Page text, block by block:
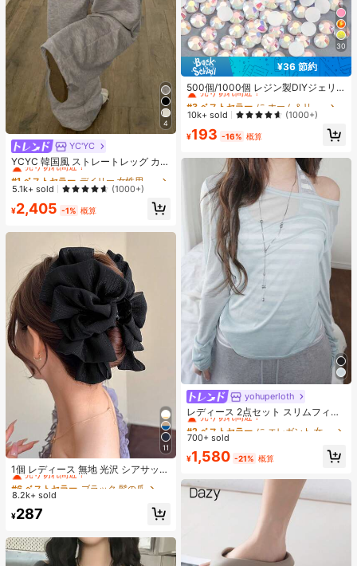
4
YC'YC
YCYC 韓国風 ストレートレッグ カジ
ュアル ルーズ 万能 スウェットパン
ツ レディース 秋
#1 ベストセラー
売り切れ間近！
#1 ベストセラー
売り切れ間近！
#1 ベストセラー
売り切れ間近！
#1 ベストセラー
売り切れ間近！
5.1k+ sold (1000+)
¥2,405 -1% 概算
11
1個 レディース 無地 光沢 シアサッカ
ー リボン ヘアクリップ、エレガント
なファッション クロークリップ、日
3cm-15cm)
#6 ベストセラー
ブラック 髪の爪
売り切れ間近！
#6 ベストセラー
ブラック 髪の爪
売り切れ間近！
#6 ベストセラー
ブラック 髪の爪
売り切れ間近！
#6 ベストセラー
8.2k+ sold
¥287
30
¥36 節約
500個/1000個 レジン製DIYジェリ
ーフラットバックラインストーン 小
さな丸型ラインストーン ミニ装飾ア
クセサリー スマホケース、カップ、
靴、ブーツ、衣類装飾、ハンドメイ
ドDIYアイドル応援ファン、ネーム
#3 ベストセラー
に ホーム＆リビング
売り切れ間近！
#3 ベストセラー
売り切れ間近！
#3 ベストセラー
売り切れ間近！
#3 ベストセラー
売り切れ間近！
10k+ sold (1000+)
¥193 -16% 概算
yohuperloth
レディース 2点セット スリムフィッ
ト セミシアー スパゲッティストラッ
プ ストライプ キャミソールトップ
#2 ベストセラー
売り切れ間近！
#2 ベストセラー
売り切れ間近！
#2 ベストセラー
売り切れ間近！
#2 ベストセラー
に エレガント 女性用ツーピース衣装
売り切れ間近！
700+ sold
¥1,580 -21% 概算